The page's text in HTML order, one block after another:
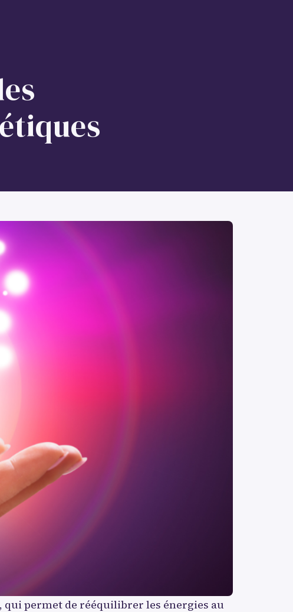
permet de rééquilibrer les énergies au